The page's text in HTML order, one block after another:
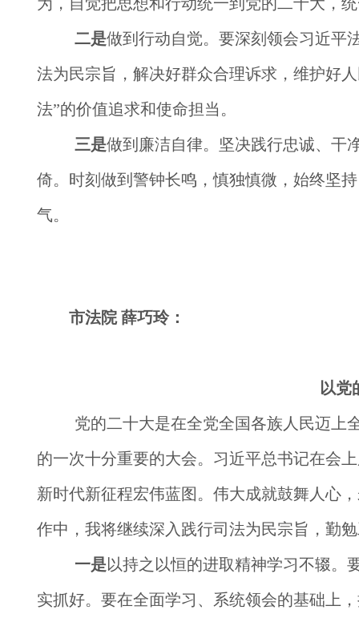
二是做到行动自觉。要深刻领会习近平
法为民宗旨，解决好群众合理诉求，维护好
法”的价值追求和使命担当。
三是做到廉洁自律。坚决践行忠诚、干
倚。时刻做到警钟长鸣，慎独慎微，始终坚
气。
市法院 薛巧玲：
以党
党的二十大是在全党全国各族人民迈上
的一次十分重要的大会。习近平总书记在会
新时代新征程宏伟蓝图。伟大成就鼓舞人心
作中，我将继续深入践行司法为民宗旨，勤
一是以持之以恒的进取精神学习不辍。
实抓好。要在全面学习、系统领会的基础上